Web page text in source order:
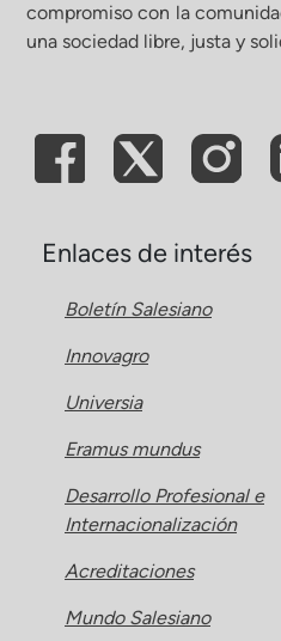
compromiso con la
una sociedad libre, justa y
Enlaces de interés
Boletín Salesiano
Innovagro
Universia
Eramus mundus
Desarrollo Profesional e
Internacionalización
Acreditaciones
Mundo Salesiano